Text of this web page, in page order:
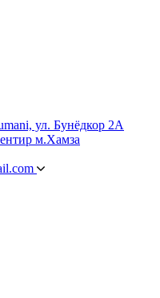
ул. Бунёдкор 2А
м.Хамза